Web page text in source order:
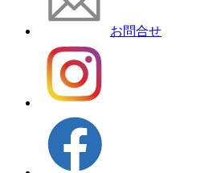
お問合せ